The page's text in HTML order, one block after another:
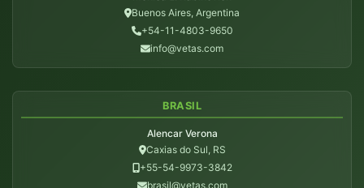
Buenos Aires, Argentina
+54-11-4803-9650
info@vetas.com
BRASIL
Alencar Verona
Caxias do Sul, RS
+55-54-9973-3842
brasil@vetas.com